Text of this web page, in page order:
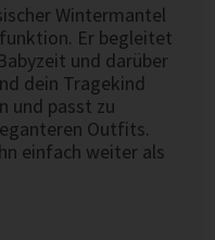
Wintermantel
Er begleitet
und darüber
dein Tragekind
und passt zu
Outfits.
einfach weiter als